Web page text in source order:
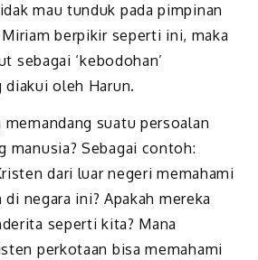
mau tunduk pada pimpinan
berpikir seperti ini, maka
sebagai ‘kebodohan’
diakui oleh Harun.
suatu persoalan
manusia? Sebagai contoh:
dari luar negeri memahami
negara ini? Apakah mereka
seperti kita? Mana
perkotaan bisa memahami